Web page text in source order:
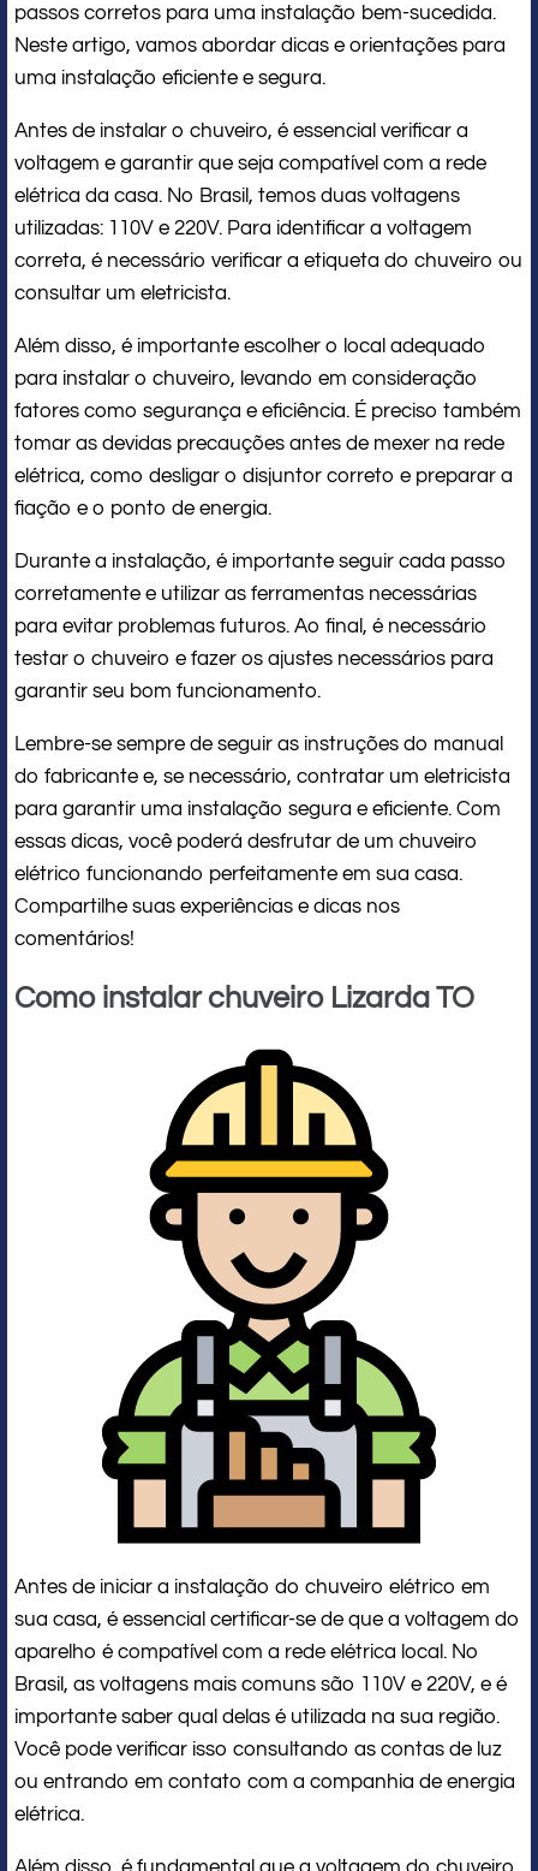
passos corretos para uma instalação bem-sucedida.
Neste artigo, vamos abordar dicas e orientações para
uma instalação eficiente e segura.
Antes de instalar o chuveiro, é essencial verificar a
voltagem e garantir que seja compatível com a rede
elétrica da casa. No Brasil, temos duas voltagens
utilizadas: 110V e 220V. Para identificar a voltagem
correta, é necessário verificar a etiqueta do chuveiro ou
consultar um eletricista.
Além disso, é importante escolher o local adequado
para instalar o chuveiro, levando em consideração
fatores como segurança e eficiência. É preciso também
tomar as devidas precauções antes de mexer na rede
elétrica, como desligar o disjuntor correto e preparar a
fiação e o ponto de energia.
Durante a instalação, é importante seguir cada passo
corretamente e utilizar as ferramentas necessárias
para evitar problemas futuros. Ao final, é necessário
testar o chuveiro e fazer os ajustes necessários para
garantir seu bom funcionamento.
Lembre-se sempre de seguir as instruções do manual
do fabricante e, se necessário, contratar um eletricista
para garantir uma instalação segura e eficiente. Com
essas dicas, você poderá desfrutar de um chuveiro
elétrico funcionando perfeitamente em sua casa.
Compartilhe suas experiências e dicas nos
comentários!
Como instalar chuveiro Lizarda TO
Antes de iniciar a instalação do chuveiro elétrico em
sua casa, é essencial certificar-se de que a voltagem do
aparelho é compatível com a rede elétrica local. No
Brasil, as voltagens mais comuns são 110V e 220V, e é
importante saber qual delas é utilizada na sua região.
Você pode verificar isso consultando as contas de luz
ou entrando em contato com a companhia de energia
elétrica.